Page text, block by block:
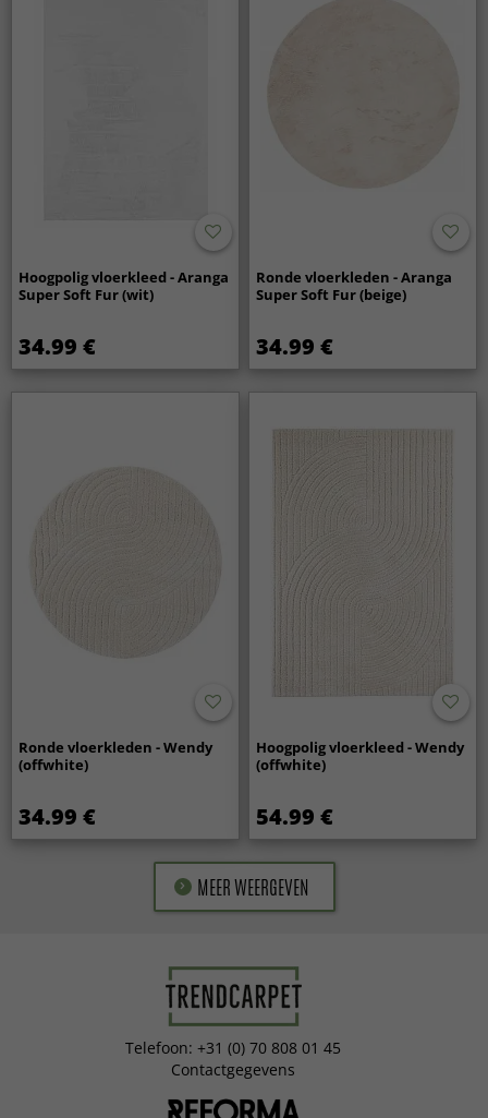
Hoogpolig vloerkleed - Aranga
Super Soft Fur (wit)
34.99 €
Ronde vloerkleden - Aranga
Super Soft Fur (beige)
34.99 €
Ronde vloerkleden - Wendy
(offwhite)
34.99 €
Hoogpolig vloerkleed - Wendy
(offwhite)
54.99 €
MEER WEERGEVEN
Telefoon: +31 (0) 70 808 01 45
Contactgegevens